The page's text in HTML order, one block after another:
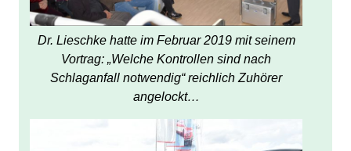
Dr. Lieschke hatte im Februar 2019 mit seinem
Vortrag: „Welche Kontrollen sind nach
Schlaganfall notwendig“ reichlich Zuhörer
angelockt…